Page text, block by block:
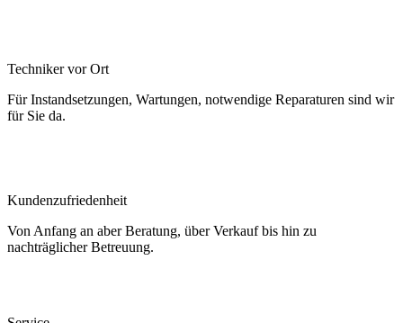
Techniker vor Ort
Für Instandsetzungen, Wartungen, notwendige Reparaturen sind wir
für Sie da.
Kundenzufriedenheit
Von Anfang an aber Beratung, über Verkauf bis hin zu
nachträglicher Betreuung.